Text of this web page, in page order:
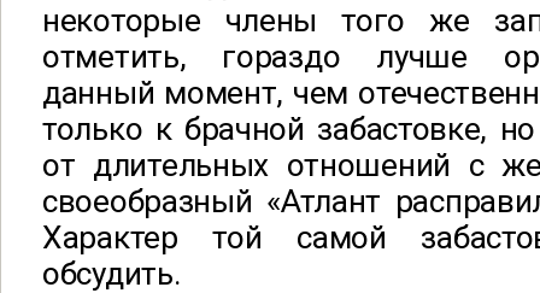
некоторые члены того же
отметить, гораздо лучше
данный момент, чем
только к брачной забастовке,
от длительных отношений с
своеобразный «Атлант
Характер той самой
обсудить.